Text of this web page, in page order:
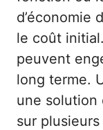
d’économie
le coût
peuvent
long terme.
une solution
sur plusieurs